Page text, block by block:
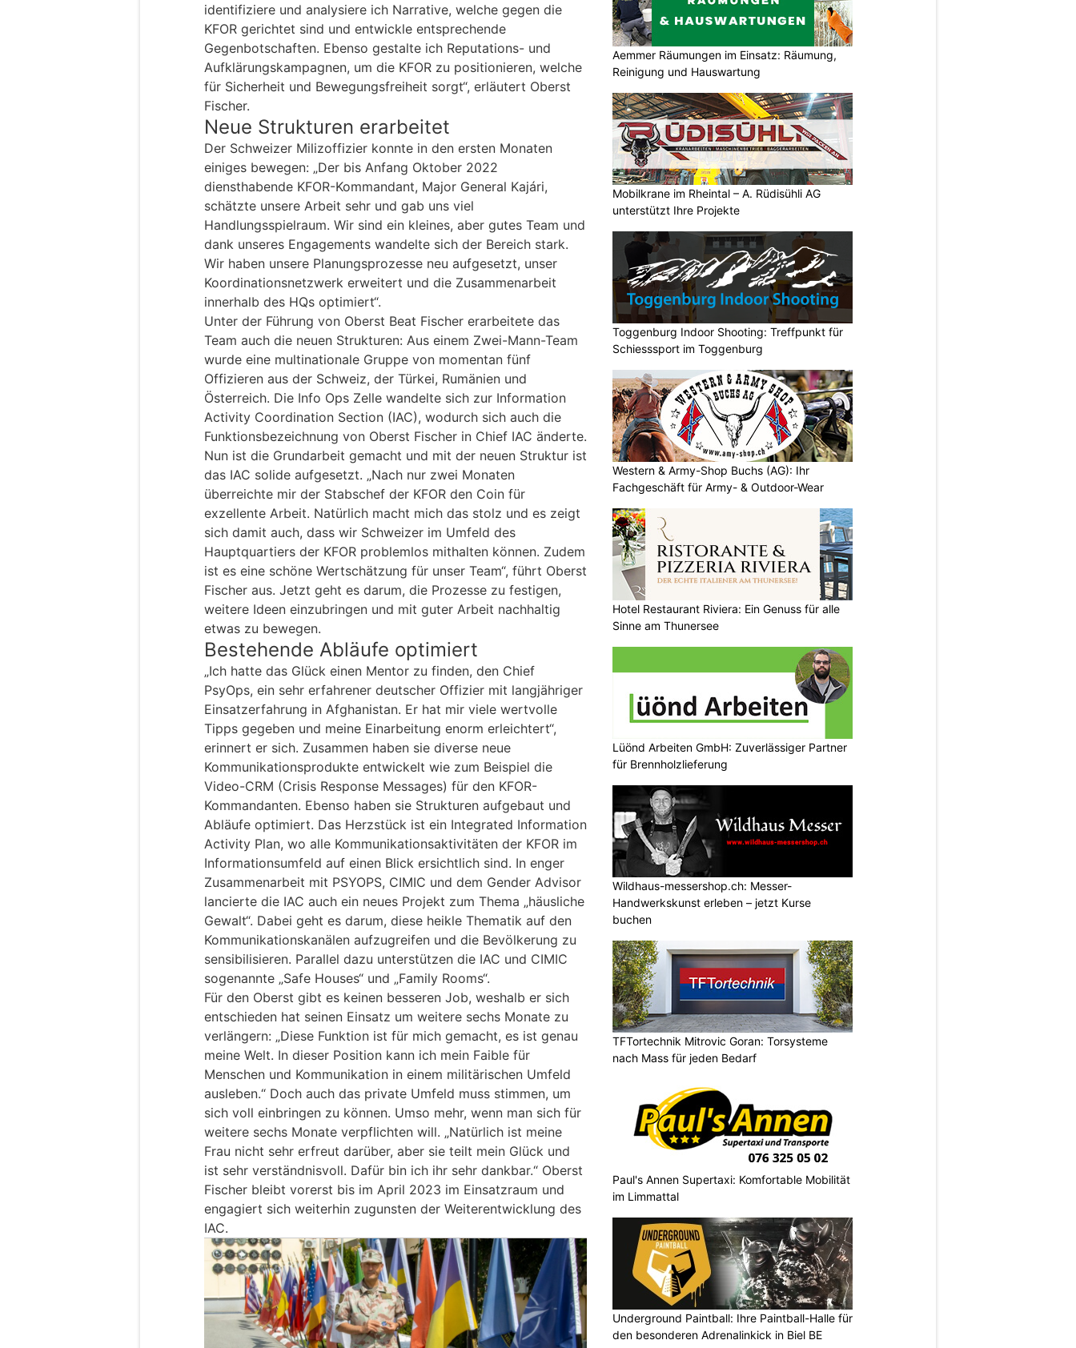
identifiziere und analysiere ich Narrative, welche gegen die
KFOR gerichtet sind und entwickle entsprechende
Gegenbotschaften. Ebenso gestalte ich Reputations- und
Aufklärungskampagnen, um die KFOR zu positionieren, welche
für Sicherheit und Bewegungsfreiheit sorgt“, erläutert Oberst
Fischer.
Neue Strukturen erarbeitet
Der Schweizer Milizoffizier konnte in den ersten Monaten
einiges bewegen: „Der bis Anfang Oktober 2022
diensthabende KFOR-Kommandant, Major General Kajári,
schätzte unsere Arbeit sehr und gab uns viel
Handlungsspielraum. Wir sind ein kleines, aber gutes Team und
dank unseres Engagements wandelte sich der Bereich stark.
Wir haben unsere Planungsprozesse neu aufgesetzt, unser
Koordinationsnetzwerk erweitert und die Zusammenarbeit
innerhalb des HQs optimiert“.
Unter der Führung von Oberst Beat Fischer erarbeitete das
Team auch die neuen Strukturen: Aus einem Zwei-Mann-Team
wurde eine multinationale Gruppe von momentan fünf
Offizieren aus der Schweiz, der Türkei, Rumänien und
Österreich. Die Info Ops Zelle wandelte sich zur Information
Activity Coordination Section (IAC), wodurch sich auch die
Funktionsbezeichnung von Oberst Fischer in Chief IAC änderte.
Nun ist die Grundarbeit gemacht und mit der neuen Struktur ist
das IAC solide aufgesetzt. „Nach nur zwei Monaten
überreichte mir der Stabschef der KFOR den Coin für
exzellente Arbeit. Natürlich macht mich das stolz und es zeigt
sich damit auch, dass wir Schweizer im Umfeld des
Hauptquartiers der KFOR problemlos mithalten können. Zudem
ist es eine schöne Wertschätzung für unser Team“, führt Oberst
Fischer aus. Jetzt geht es darum, die Prozesse zu festigen,
weitere Ideen einzubringen und mit guter Arbeit nachhaltig
etwas zu bewegen.
Bestehende Abläufe optimiert
„Ich hatte das Glück einen Mentor zu finden, den Chief
PsyOps, ein sehr erfahrener deutscher Offizier mit langjähriger
Einsatzerfahrung in Afghanistan. Er hat mir viele wertvolle
Tipps gegeben und meine Einarbeitung enorm erleichtert“,
erinnert er sich. Zusammen haben sie diverse neue
Kommunikationsprodukte entwickelt wie zum Beispiel die
Video-CRM (Crisis Response Messages) für den KFOR-
Kommandanten. Ebenso haben sie Strukturen aufgebaut und
Abläufe optimiert. Das Herzstück ist ein Integrated Information
Activity Plan, wo alle Kommunikationsaktivitäten der KFOR im
Informationsumfeld auf einen Blick ersichtlich sind. In enger
Zusammenarbeit mit PSYOPS, CIMIC und dem Gender Advisor
lancierte die IAC auch ein neues Projekt zum Thema „häusliche
Gewalt“. Dabei geht es darum, diese heikle Thematik auf den
Kommunikationskanälen aufzugreifen und die Bevölkerung zu
sensibilisieren. Parallel dazu unterstützen die IAC und CIMIC
sogenannte „Safe Houses“ und „Family Rooms“.
Für den Oberst gibt es keinen besseren Job, weshalb er sich
entschieden hat seinen Einsatz um weitere sechs Monate zu
verlängern: „Diese Funktion ist für mich gemacht, es ist genau
meine Welt. In dieser Position kann ich mein Faible für
Menschen und Kommunikation in einem militärischen Umfeld
ausleben.“ Doch auch das private Umfeld muss stimmen, um
sich voll einbringen zu können. Umso mehr, wenn man sich für
weitere sechs Monate verpflichten will. „Natürlich ist meine
Frau nicht sehr erfreut darüber, aber sie teilt mein Glück und
ist sehr verständnisvoll. Dafür bin ich ihr sehr dankbar.“ Oberst
Fischer bleibt vorerst bis im April 2023 im Einsatzraum und
engagiert sich weiterhin zugunsten der Weiterentwicklung des
IAC.
Aemmer Räumungen im Einsatz: Räumung,
Reinigung und Hauswartung
Mobilkrane im Rheintal – A. Rüdisühli AG
unterstützt Ihre Projekte
Toggenburg Indoor Shooting: Treffpunkt für
Schiesssport im Toggenburg
Western & Army-Shop Buchs (AG): Ihr
Fachgeschäft für Army- & Outdoor-Wear
Hotel Restaurant Riviera: Ein Genuss für alle
Sinne am Thunersee
Lüönd Arbeiten GmbH: Zuverlässiger Partner
für Brennholzlieferung
Wildhaus-messershop.ch: Messer-
Handwerkskunst erleben – jetzt Kurse
buchen
TFTortechnik Mitrovic Goran: Torsysteme
nach Mass für jeden Bedarf
Paul's Annen Supertaxi: Komfortable Mobilität
im Limmattal
Underground Paintball: Ihre Paintball-Halle für
den besonderen Adrenalinkick in Biel BE